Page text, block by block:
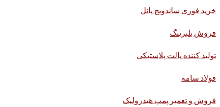
خرید فوری ساندویچ پانل
فروش بلبرینگ
تولید کننده پالت پلاستیکی
فولاد سامه
فروش و تعمیر پمپ هیدرولیک